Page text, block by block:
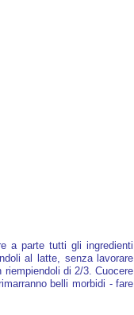
a parte tutti gli ingredienti
al latte, senza lavorare
di 2/3. Cuocere
belli morbidi - fare